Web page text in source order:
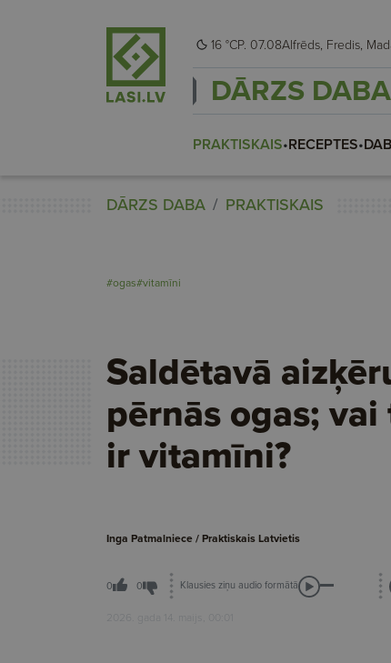
16 °CP. 07.08 Alfrēds,
DĀRZS DABA
PRAKTISKAIS•RECEPTES•
DĀRZS DABA PRAKTISKAIS
#ogas#vitamīni
Saldētavā
pērnās ogas;
ir vitamīni?
Inga Patmalniece / Praktiskais Latvietis
0 0 Klausies ziņu audio formātā
2026. gada 14. maijs, 00:01